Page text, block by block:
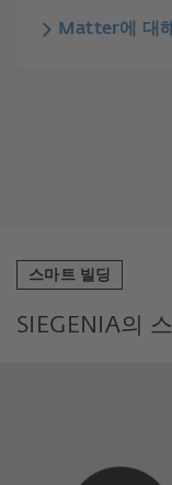
Matter에 대
스마트 빌딩
SIEGENIA의